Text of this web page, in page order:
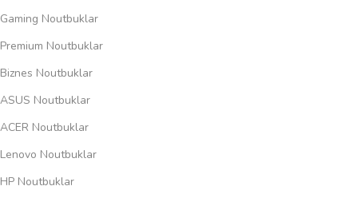
Gaming Noutbuklar
Premium Noutbuklar
Biznes Noutbuklar
ASUS Noutbuklar
ACER Noutbuklar
Lenovo Noutbuklar
HP Noutbuklar